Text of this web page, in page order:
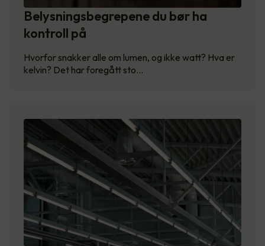
Belysningsbegrepene du bør ha
kontroll på
Hvorfor snakker alle om lumen, og ikke watt? Hva er
kelvin? Det har foregått sto…